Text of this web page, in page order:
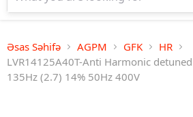
Əsas Səhifə AGPM GFK
HR
LVR14125A40T-Anti Harmonic
135Hz (2.7) 14% 50Hz 400V